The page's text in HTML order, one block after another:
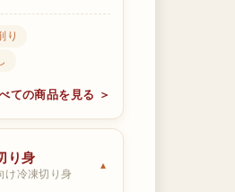
り
ての商品を見る ＞
り身
け冷凍切り身